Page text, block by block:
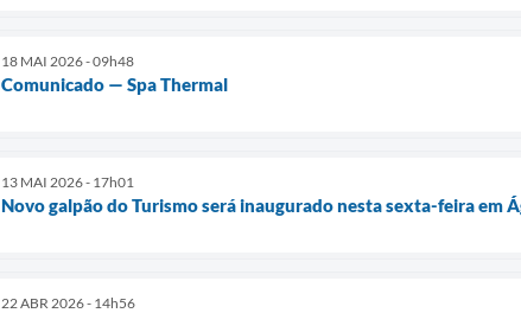
18 MAI 2026 - 09h48
Comunicado — Spa Thermal
13 MAI 2026 - 17h01
Novo galpão do Turismo será inaugurado nesta sexta-feira em
22 ABR 2026 - 14h56